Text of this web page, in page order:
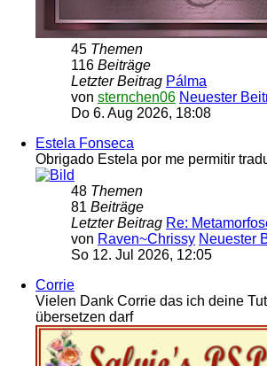
45 Themen
116 Beiträge
Letzter Beitrag Pálma
von sternchen06 Neuester
Do 6. Aug 2026, 18:08
Estela Fonseca
Obrigado Estela por me permitir
48 Themen
81 Beiträge
Letzter Beitrag Re:
von Raven~Chrissy Neuester
So 12. Jul 2026, 12:05
Corrie
Vielen Dank Corrie das ich deine
übersetzen darf